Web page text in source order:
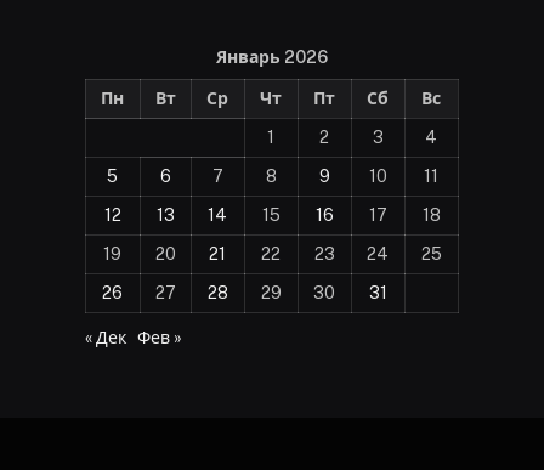
Январь 2026
Пн Вт Ср Чт Пт Сб
Вс
1
2 3
4
5
6 7 8 9 10
11
12
13 14 15 16 17
18
19
20 21 22 23 24
25
26
27 28 29 30 31
« Дек Фев »